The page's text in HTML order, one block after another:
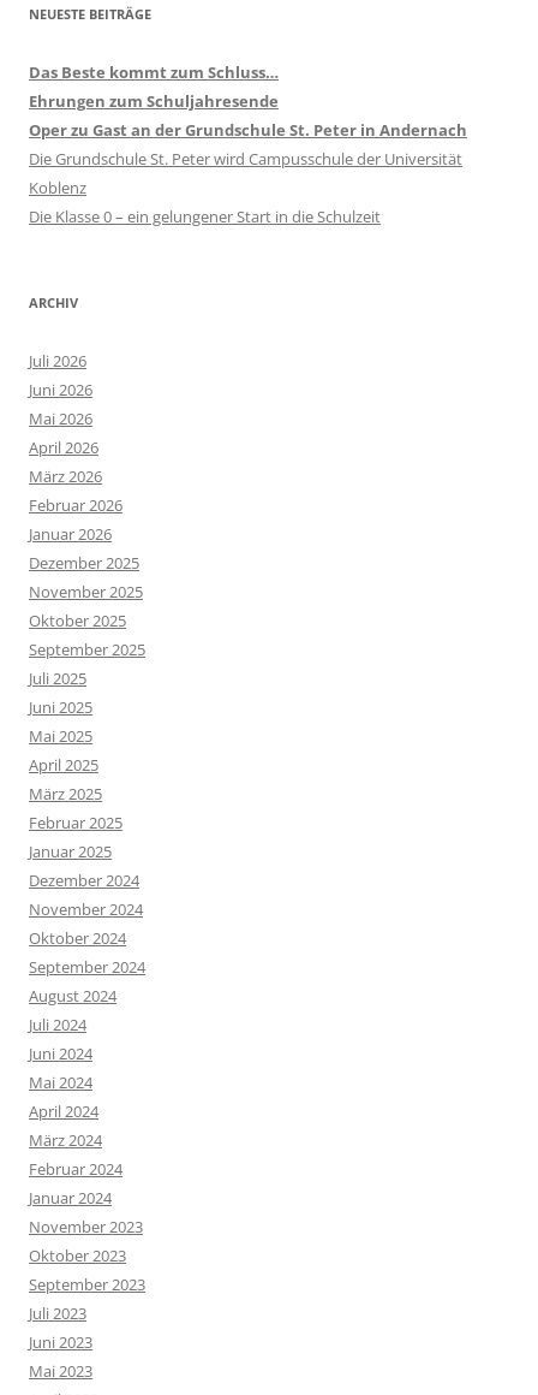
NEUESTE BEITRÄGE
Das Beste kommt zum Schluss…
Ehrungen zum Schuljahresende
Oper zu Gast an der Grundschule St. Peter in Andernach
Die Grundschule St. Peter wird Campusschule der Universität
Koblenz
Die Klasse 0 – ein gelungener Start in die Schulzeit
ARCHIV
Juli 2026
Juni 2026
Mai 2026
April 2026
März 2026
Februar 2026
Januar 2026
Dezember 2025
November 2025
Oktober 2025
September 2025
Juli 2025
Juni 2025
Mai 2025
April 2025
März 2025
Februar 2025
Januar 2025
Dezember 2024
November 2024
Oktober 2024
September 2024
August 2024
Juli 2024
Juni 2024
Mai 2024
April 2024
März 2024
Februar 2024
Januar 2024
November 2023
Oktober 2023
September 2023
Juli 2023
Juni 2023
Mai 2023